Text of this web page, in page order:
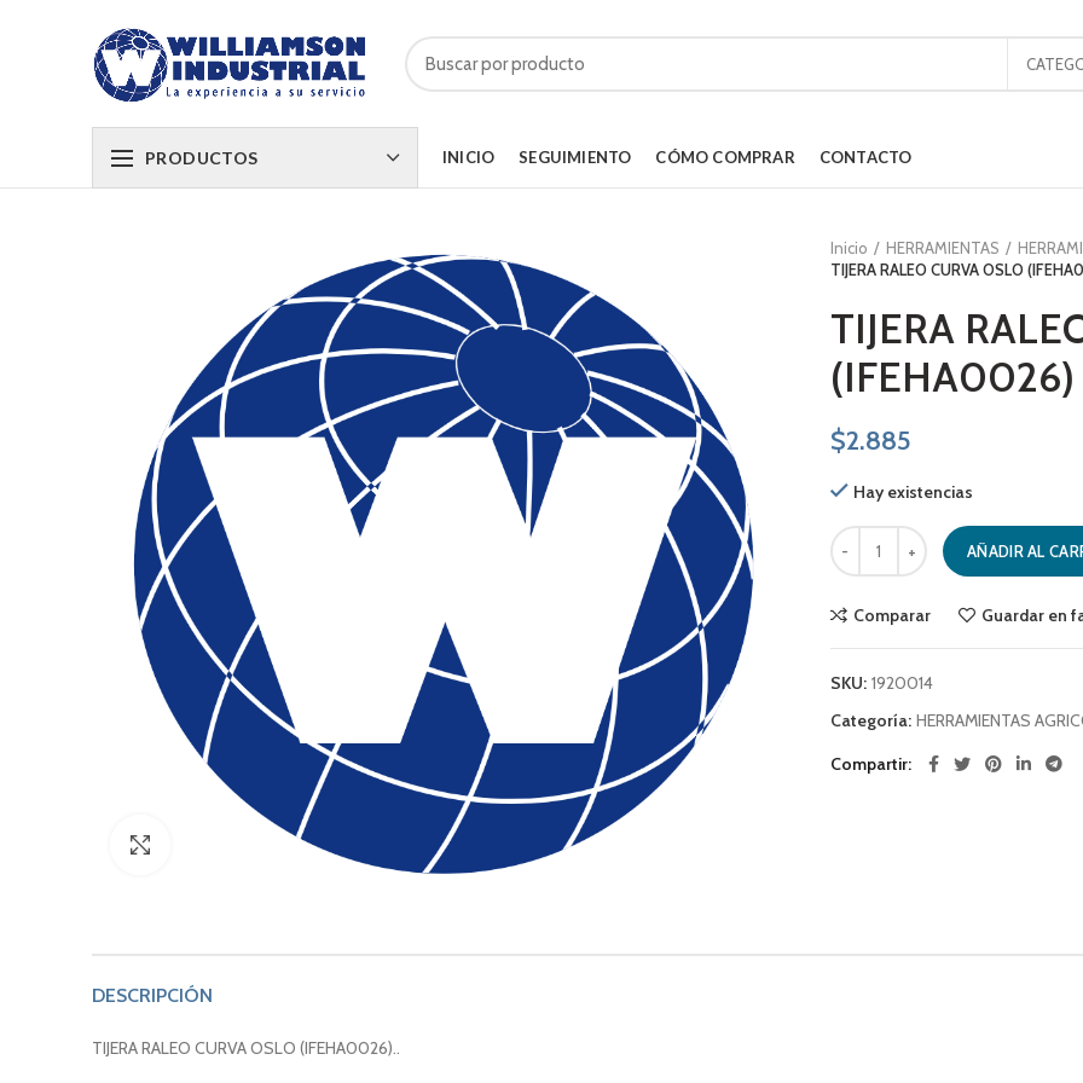
PRODUCTOS INICIO SEGUIMIENTO CÓMO COMPRAR CONTACTO
Inicio HERRAMIENTAS
TIJERA RALEO CURVA OSLO
TIJERA
(IFEHA0026)
$2.885
Hay existencias
TIJERA RALEO CURVA OSLO
AÑADIR AL
Comparar Guardar en
SKU: 1920014
Categoría: HERRAMIENTAS
Compartir
DESCRIPCIÓN
TIJERA RALEO CURVA OSLO (IFEHA0026)..